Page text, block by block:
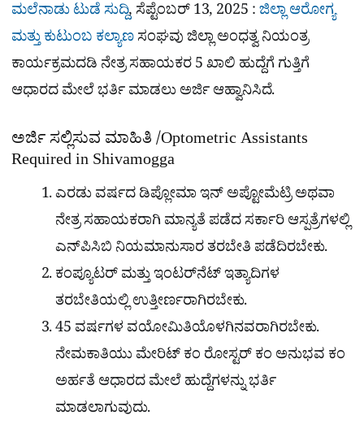
p
o
k m
a
r
e
ಮಲೆನಾಡು ಟುಡೆ ಸುದ್ದಿ, ಸೆಪ್ಟೆಂಬರ್ 13, 2025 :ಜಿಲ್ಲಾ ಆರೋಗ್ಯ
ಮತ್ತು ಕುಟುಂಬ ಕಲ್ಯಾಣಸಂಘವು ಜಿಲ್ಲಾ ಅಂಧತ್ವ ನಿಯಂತ್ರ
ಕಾರ್ಯಕ್ರಮದಡಿ ನೇತ್ರ ಸಹಾಯಕರ 5 ಖಾಲಿ ಹುದ್ದೆಗೆ ಗುತ್ತಿಗೆ
ಆಧಾರದ ಮೇಲೆ ಭರ್ತಿ ಮಾಡಲು ಅರ್ಜಿ ಆಹ್ವಾನಿಸಿದೆ.
ಅರ್ಜಿ ಸಲ್ಲಿಸುವ ಮಾಹಿತಿ /Optometric Assistants
Required in Shivamogga
ಎರಡು ವರ್ಷದ ಡಿಪ್ಲೋಮಾ ಇನ್ ಅಪ್ಟೋಮೆಟ್ರಿ ಅಥವಾ
ನೇತ್ರ ಸಹಾಯಕರಾಗಿ ಮಾನ್ಯತೆ ಪಡೆದ ಸರ್ಕಾರಿ ಆಸ್ಪತ್ರೆಗಳಲ್ಲಿ
ಎನ್‌ಪಿಸಿಬಿ ನಿಯಮಾನುಸಾರ ತರಬೇತಿ ಪಡೆದಿರಬೇಕು.
ಕಂಪ್ಯೂಟರ್ ಮತ್ತು ಇಂಟರ್‌ನೆಟ್ ಇತ್ಯಾದಿಗಳ
ತರಬೇತಿಯಲ್ಲಿ ಉತ್ತೀರ್ಣರಾಗಿರಬೇಕು.
45 ವರ್ಷಗಳ ವಯೋಮಿತಿಯೊಳಗಿನವರಾಗಿರಬೇಕು.
ನೇಮಕಾತಿಯು ಮೇರಿಟ್ ಕಂ ರೋಸ್ಟರ್ ಕಂ ಅನುಭವ ಕಂ
ಅರ್ಹತೆ ಆಧಾರದ ಮೇಲೆ ಹುದ್ದೆಗಳನ್ನು ಭರ್ತಿ
ಮಾಡಲಾಗುವುದು.